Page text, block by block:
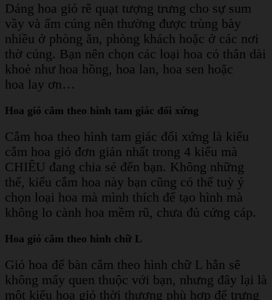
Dáng hoa giỏ rẽ quạt tượng trưng cho sự sum
vầy và ấm cúng nên thường được trùng bày
nhiều ở phòng ăn, phòng khách hoặc ở các nơi
thờ cúng. Bạn nên chọn các loại hoa có thân dài
khoẻ như hoa hồng, hoa lan, hoa sen hoặc
hoa lay ơn…
Hoa giỏ cắm theo hình tam giác đối xứng
Cắm hoa theo hình tam giác đối xứng là kiểu
cắm hoa giỏ đơn giản nhất trong 4 kiểu mà
CHIÊU đang chia sẻ đến bạn. Không những
thế, kiểu cắm hoa này bạn cũng có thể tuỳ ý
chọn loại hoa mà mình thích để tạo hình mà
không lo cành hoa mềm rũ, chưa đủ cứng cáp.
Hoa giỏ cắm theo hình chữ L
Giỏ hoa để bàn cắm theo hình chữ L hẳn sẽ
không mấy quen thuộc với bạn, nhưng đây lại là
một kiểu hoa giỏ thời thượng phù hợp để trưng